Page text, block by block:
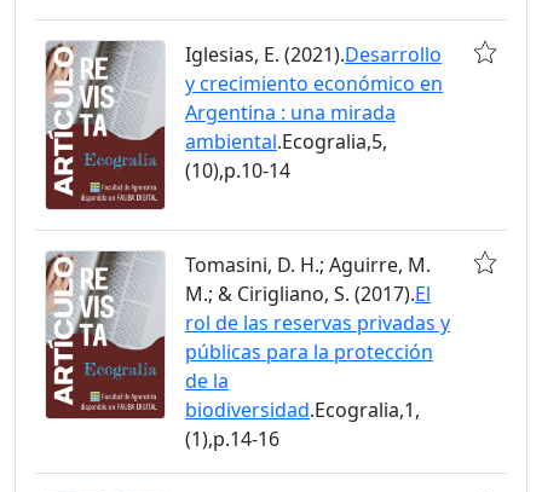
Iglesias, E. (2021).Desarrollo
y crecimiento económico en
Argentina : una mirada
ambiental.Ecogralia,5,
(10),p.10-14
Tomasini, D. H.; Aguirre, M.
M.; & Cirigliano, S. (2017).El
rol de las reservas privadas y
públicas para la protección
de la
biodiversidad.Ecogralia,1,
(1),p.14-16